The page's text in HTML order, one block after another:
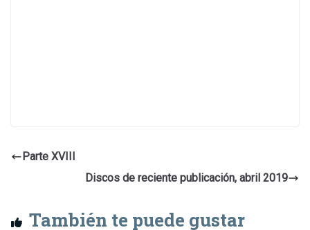
Parte XVIII
Discos de reciente publicación, abril 2019
También te puede gustar